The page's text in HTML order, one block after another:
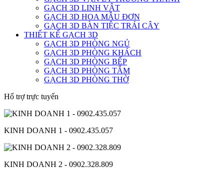
GẠCH 3D LINH VẬT
GẠCH 3D HOA MẪU ĐƠN
GẠCH 3D BÀN TIỆC TRÁI CÂY
THIẾT KẾ GẠCH 3D
GẠCH 3D PHÒNG NGỦ
GẠCH 3D PHÒNG KHÁCH
GẠCH 3D PHÒNG BẾP
GẠCH 3D PHÒNG TẮM
GẠCH 3D PHÒNG THỜ
Hổ trợ trực tuyến
KINH DOANH 1 - 0902.435.057
KINH DOANH 2 - 0902.328.809